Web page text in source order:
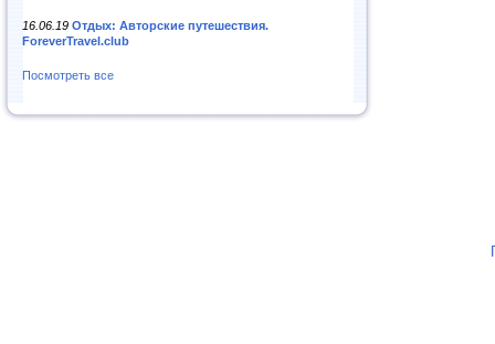
16.06.19 Отдых: Авторские путешествия.
ForeverTravel.club
Посмотреть все